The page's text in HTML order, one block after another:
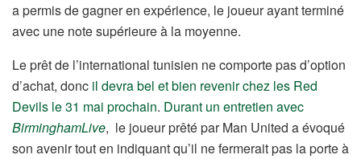
a permis de gagner en expérience, le joueur ayant terminé
avec une note supérieure à la moyenne.
Le prêt de l’international tunisien ne comporte pas d’option
d’achat, donc il devra bel et bien revenir chez les Red
Devils le 31 mai prochain. Durant un entretien avec
BirminghamLive, le joueur prêté par Man United a évoqué
son avenir tout en indiquant qu’il ne fermerait pas la porte à